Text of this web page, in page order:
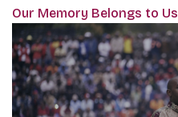
Our Memory Belongs to Us